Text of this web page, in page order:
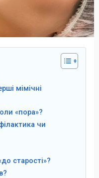
мімічні
«пора»?
чи
старості»?